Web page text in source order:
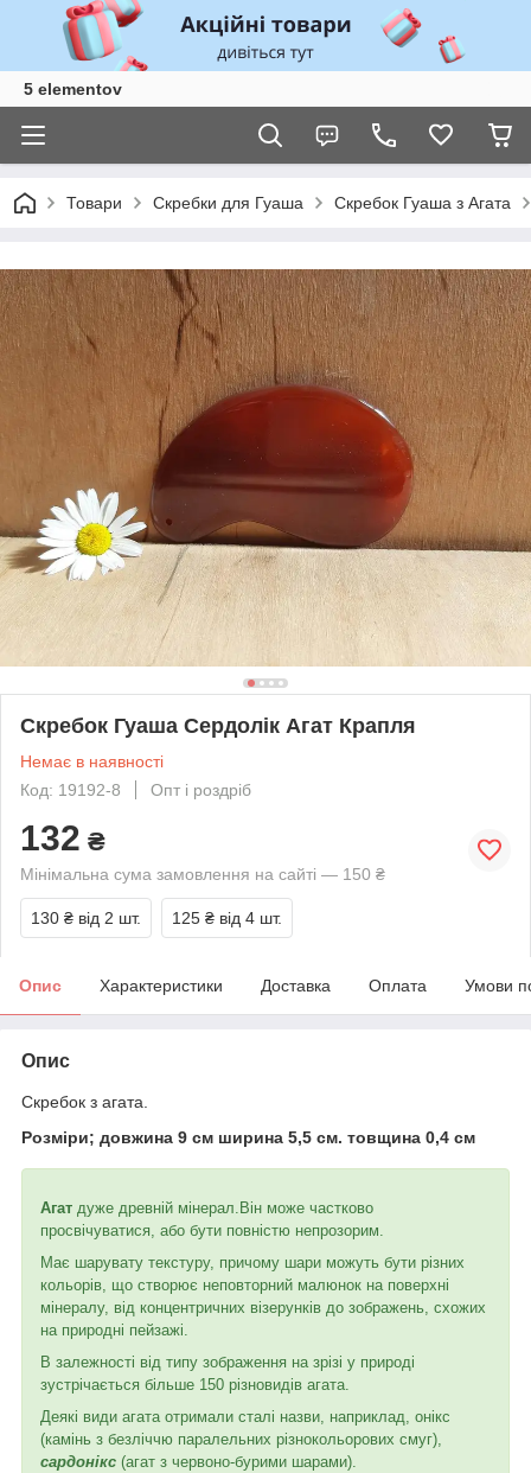
5 elementov
Товари Скребки для Гуаша Скребок Гуаша з Агата
Скребок Гуаша Сердолік Агат Крапля
Немає в наявності
Код: 19192-8
Опт і роздріб
132 ₴
Мінімальна сума замовлення на сайті — 150 ₴
130 ₴ від 2 шт. 125 ₴ від 4 шт.
Опис Характеристики Доставка Оплата Умови
Опис
Скребок з агата.
Розміри; довжина 9 см ширина 5,5 см. товщина 0,4 см
Агат дуже древній мінерал.Він може частково
просвічуватися, або бути повністю непрозорим.
Має шарувату текстуру, причому шари можуть бути різних
кольорів, що створює неповторний малюнок на поверхні
мінералу, від концентричних візерунків до зображень, схожих
на природні пейзажі.
В залежності від типу зображення на зрізі у природі
зустрічається більше 150 різновидів агата.
Деякі види агата отримали сталі назви, наприклад, онікс
(камінь з безліччю паралельних різнокольорових смуг),
сардонікс (агат з червоно-бурими шарами).